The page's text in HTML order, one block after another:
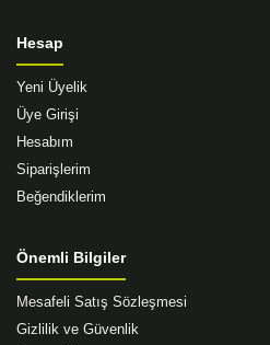
Hesap
Yeni Üyelik
Üye Girişi
Hesabım
Siparişlerim
Beğendiklerim
Önemli Bilgiler
Mesafeli Satış Sözleşmesi
Gizlilik ve Güvenlik